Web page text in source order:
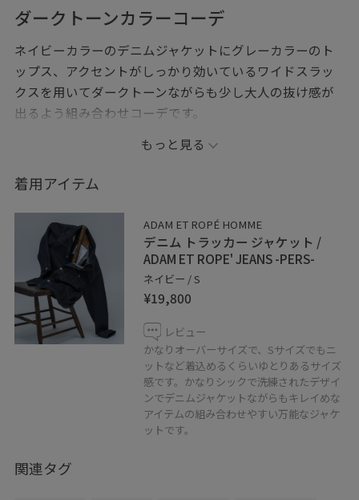
ダークトーンカラーコーデ
ネイビーカラーのデニムジャケットにグレーカラーのト
ップス、アクセントがしっかり効いているワイドスラッ
クスを用いてダークトーンながらも少し大人の抜け感が
出るよう組み合わせコーデです。
ダークトーンカラーで統一することで、カジュアルなアイ
テムを用いても大人っぽくクラシックなスタイルに仕上
げてます。
【Instagram】
▶︎▷adam_schuma35
【information】
▷お気に入りの投稿やスタッフをハートボタンからお気
に入りに追加していただくと、
【お気に入り】タブから、投稿をご覧いただきやすくな
りますのでぜひお試しくださいませ◎
----------------------------------------
○店舗情報
もっと見る
着用アイテム
ADAM ET ROPÉ HOMME
デニム トラッカー ジャケット /
ADAM ET ROPE' JEANS -PERS-
ネイビー / S
¥19,800
レビュー
かなりオーバーサイズで、Sサイズでもニ
ットなど着込めるくらいゆとりあるサイズ
感です。かなりシックで洗練されたデザイ
ンでデニムジャケットながらもキレイめな
アイテムの組み合わせやすい万能なジャケ
ットです。
関連タグ